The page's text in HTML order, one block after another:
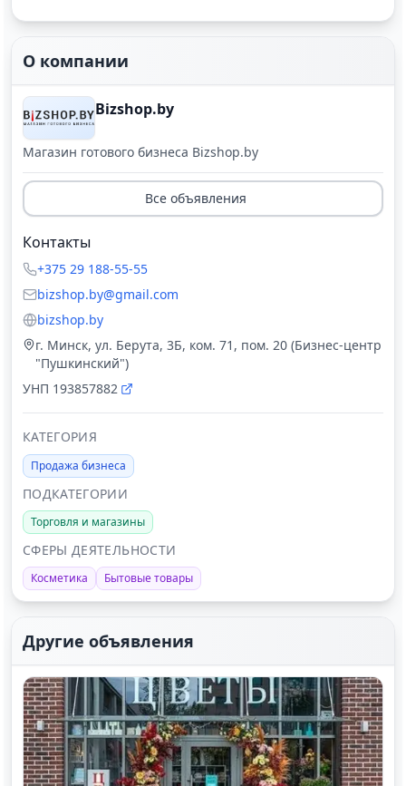
О компании
Bizshop.by
Магазин готового бизнеса Bizshop.by
Все объявления
Контакты
+375 29 188-55-55
bizshop.by@gmail.com
bizshop.by
г. Минск, ул. Берута, 3Б, ком. 71, пом. 20 (Бизнес-центр
"Пушкинский")
УНП 193857882
КАТЕГОРИЯ
Продажа бизнеса
ПОДКАТЕГОРИИ
Торговля и магазины
СФЕРЫ ДЕЯТЕЛЬНОСТИ
Косметика Бытовые товары
Другие объявления